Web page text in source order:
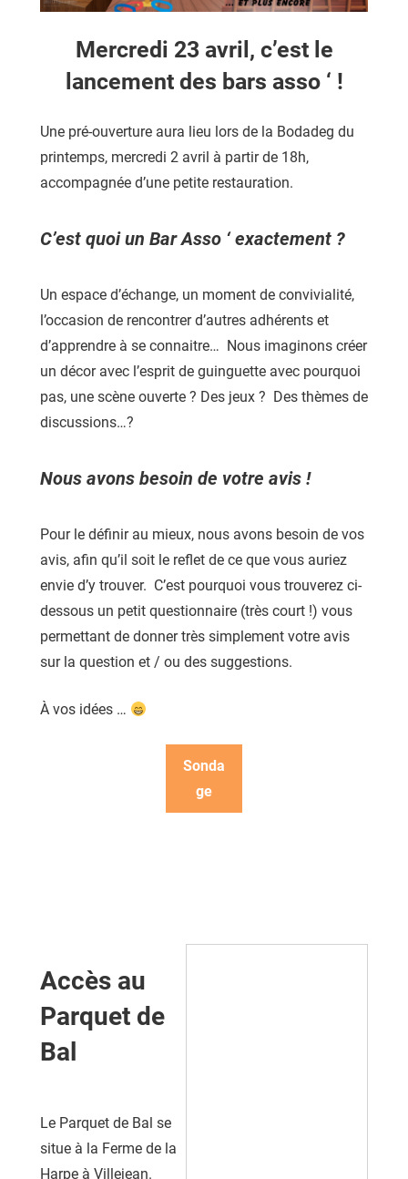
Mercredi 23 avril, c’est le
lancement des bars asso ‘ !
Une pré-ouverture aura lieu lors de la Bodadeg du
printemps, mercredi 2 avril à partir de 18h,
accompagnée d’une petite restauration.
C’est quoi un Bar Asso ‘ exactement ?
Un espace d’échange, un moment de convivialité,
l’occasion de rencontrer d’autres adhérents et
d’apprendre à se connaitre… Nous imaginons créer
un décor avec l’esprit de guinguette avec pourquoi
pas, une scène ouverte ? Des jeux ? Des thèmes de
discussions…?
Nous avons besoin de votre avis !
Pour le définir au mieux, nous avons besoin de vos
avis, afin qu’il soit le reflet de ce que vous auriez
envie d’y trouver. C’est pourquoi vous trouverez ci-
dessous un petit questionnaire (très court !) vous
permettant de donner très simplement votre avis
sur la question et / ou des suggestions.
À vos idées …
Sonda
ge
Accès au
Parquet de
Bal
Le Parquet de Bal se
situe à la Ferme de la
Harpe à Villejean.